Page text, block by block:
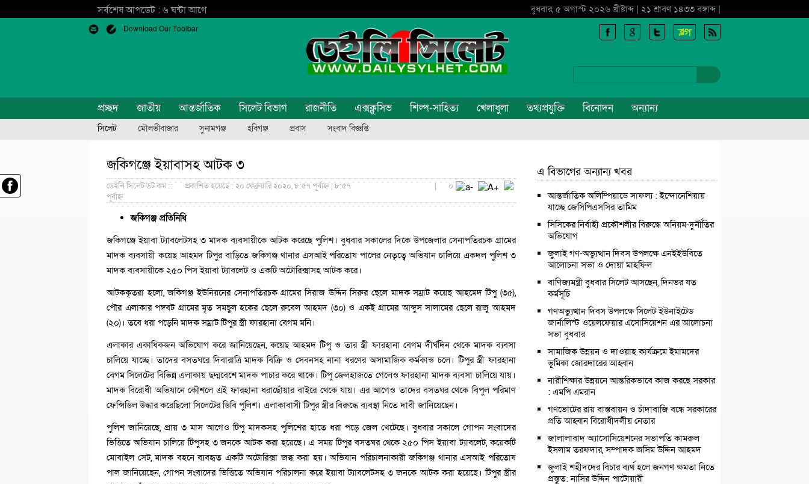
সর্বশেষ আপডেট : ৬ ঘন্টা আগে বুধবার, ৫ অগাস্ট ২০২৬ খ্রীষ্টাব্দ | ২১ শ্রাবণ ১৪৩৩ বঙ্গাব্দ |
Download Our Toolbar
প্রচ্ছদ জাতীয় আন্তর্জাতিক সিলেট বিভাগ রাজনীতি এক্সক্লুসিভ শিল্প-সাহিত্য খেলাধুলা তথ্যপ্রযুক্তি বিনোদন অন্যান্য
সিলেট মৌলভীবাজার সুনামগঞ্জ হবিগঞ্জ প্রবাস সংবাদ বিজ্ঞপ্তি
জকিগঞ্জে ইয়াবাসহ আটক ৩
ডেইলি সিলেট ডট কম ::
প্রকাশিত হয়েছে : ২০ ফেব্রুয়ারি ২০২০, ৮:৫৭ পূর্বাহ্ন | ৮:৫৭
পূর্বাহ্ন
| ০
জকিগঞ্জ প্রতিনিধি
জকিগঞ্জে ইয়াবা ট্যাবলেটসহ ৩ মাদক ব্যবসায়ীকে আটক করেছে পুলিশ। বুধবার সকালের দিকে উপজেলার সেনাপতিরচক গ্রামের
মাদক ব্যবসায়ী কয়েছ আহমদ টিপুর বাড়িতে জকিগঞ্জ থানার এসআই পরিতোষ পালের নেতৃত্বে অভিযান চালিয়ে একদল পুলিশ ৩
মাদক ব্যবসায়ীকে ২৫০ পিস ইয়াবা ট্যাবলেট ও একটি অটোরিক্সাসহ আটক করে।
আটককৃতরা হলো, জকিগঞ্জ ইউনিয়নের সেনাপতিরচক গ্রামের সিরাজ উদ্দিন সিরুর ছেলে মাদক সম্রাট কয়েছ আহমেদ টিপু (৩৫),
পৌর এলাকার পঙ্গবট গ্রামের মৃত সমছুল হকের ছেলে রুবেল আহমদ (৩০) ও একই গ্রামের আব্দুস সালামের ছেলে রাজু আহমদ
(২০)। তবে ধরা পড়েনি মাদক সম্রাট টিপুর স্ত্রী ফারহানা বেগম মনি।
এলাকার একাধিকজন অভিযোগ করে জানিয়েছেন, কয়েছ আহমদ টিপু ও তার স্ত্রী ফারহানা বেগম দীর্ঘদিন থেকে মাদক ব্যবসা
চালিয়ে যাচ্ছে। তাদের বসতঘরে দিবারাত্রি মাদক বিক্রি ও সেবনসহ নানা ধরণের অসামাজিক কর্মকান্ড চলে। টিপুর স্ত্রী ফারহানা
বেগম সিলেটের বিভিন্ন এলাকায় ছদ্মবেশে মাদক পাচার করে থাকে। টিপু জেলহাজতে গেলেও ফারহানা মাদক ব্যবসা চালিয়ে যায়।
মাদক বিরোধী অভিযানে কৌশলে এই ফারহানা ধরাছোঁয়ার বাইরে থেকে যায়। এর আগেও তাদের বসতঘর থেকে বিপুল পরিমাণ
ফেন্সিডিল উদ্ধার করেছিলো সিলেটের ডিবি পুলিশ। এলাকাবাসী টিপুর স্ত্রীর বিরুদ্ধে ব্যবস্থা নিতে দাবী জানিয়েছেন।
পুলিশ জানিয়েছে, প্রায় ৩ মাস আগেও টিপু মাদকসহ পুলিশের হাতে ধরা পড়ে জেল খেটেছে। বুধবার সকালে গোপন সংবাদের
ভিত্তিতে অভিযান চালিয়ে টিপুসহ ৩ জনকে আটক করা হয়েছে। এ সময় টিপুর বসতঘর থেকে ২৫০ পিস ইয়াবা ট্যাবলেট, কয়েকটি
মোবাইল সেট, মাদক বহনে ব্যবহৃত একটি অটোরিক্সা জব্ধ করা হয়। অভিযান পরিচালনাকারী জকিগঞ্জ থানার এসআই পরিতোষ
পাল জানিয়েছেন, গোপন সংবাদের ভিত্তিতে অভিযান পরিচালনা করে ইয়াবা ট্যাবলেটসহ ৩ জনকে আটক করা হয়েছে। টিপুর স্ত্রীর
এ বিভাগের অন্যান্য খবর
আন্তর্জাতিক অলিম্পিয়াডে সাফল্য : ইন্দোনেশিয়ায়
যাচ্ছে জেসিপিএসসির তামিম
সিসিকের নির্বাহী প্রকৌশলীর বিরুদ্ধে অনিয়ম-দুর্নীতির
অভিযোগ
জুলাই গণ-অভ্যুত্থান দিবস উপলক্ষে এনইইউবিতে
আলোচনা সভা ও দোয়া মাহফিল
বাণিজ্যমন্ত্রী বুধবার সিলেট আসছেন, দিনভর যত
কর্মসূচি
গণঅভ্যুত্থান দিবস উপলক্ষে সিলেট ইউনাইটেড
জার্নালিস্ট ওয়েলফেয়ার এসোসিয়েশন এর আলোচনা
সভা বুধবার
সামাজিক উন্নয়ন ও দাওয়াহ কার্যক্রমে ইমামদের
ভূমিকা জোরদারের আহ্বান
নারীশিক্ষার উন্নয়নে আন্তরিকভাবে কাজ করছে সরকার
: এমপি এমরান
গণভোটের রায় বাস্তবায়ন ও চাঁদাবাজি বন্ধে সরকারের
প্রতি আহ্বান বিরোধীদলীয় নেতার
জালালাবাদ অ্যাসোসিয়েশনের সভাপতি কামরুল
ইসলাম তরফদার, সম্পাদক জসিম উদ্দিন আহমদ
জুলাই শহীদদের বিচার ব্যর্থ হলে জনগণ ক্ষমতা নিতে
প্রস্তুত: নাসির উদ্দিন পাটোয়ারী